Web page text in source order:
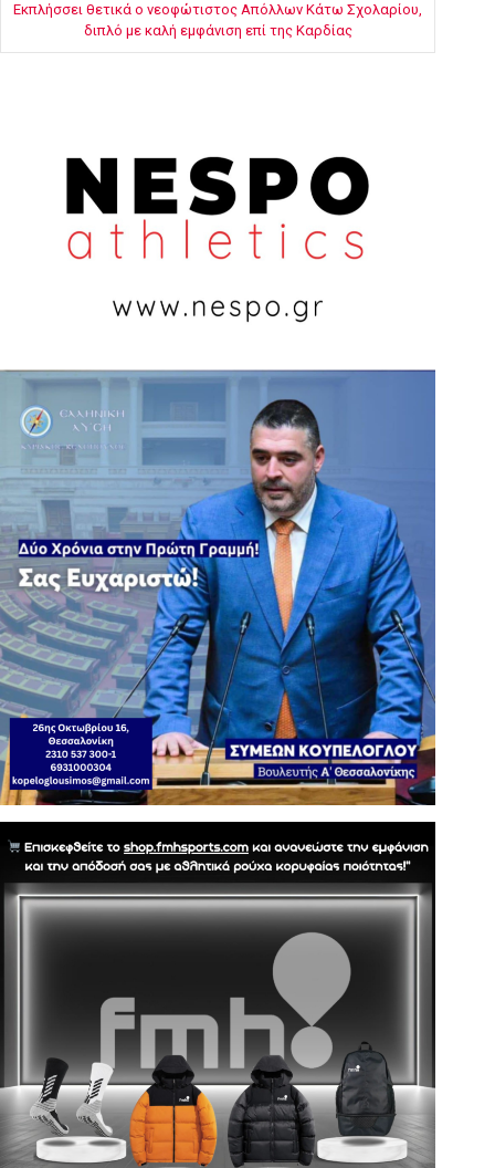
Εκπλήσσει θετικά ο νεοφώτιστος Απόλλων Κάτω Σχολαρίου,
διπλό με καλή εμφάνιση επί της Καρδίας